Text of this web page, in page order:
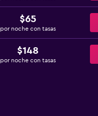
$65
por noche con tasas
$148
por noche con tasas